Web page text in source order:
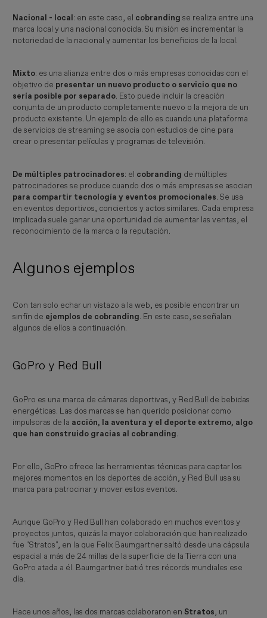
Nacional - local: en este caso, el cobranding se realiza entre una
marca local y una nacional conocida. Su misión es incrementar la
notoriedad de la nacional y aumentar los beneficios de la local.
Mixto: es una alianza entre dos o más empresas conocidas con el
objetivo de presentar un nuevo producto o servicio que no
sería posible por separado. Esto puede incluir la creación
conjunta de un producto completamente nuevo o la mejora de un
producto existente. Un ejemplo de ello es cuando una plataforma
de servicios de streaming se asocia con estudios de cine para
crear o presentar películas y programas de televisión.
De múltiples patrocinadores: el cobranding de múltiples
patrocinadores se produce cuando dos o más empresas se asocian
para compartir tecnología y eventos promocionales. Se usa
en eventos deportivos, conciertos y actos similares. Cada empresa
implicada suele ganar una oportunidad de aumentar las ventas, el
reconocimiento de la marca o la reputación.
Algunos ejemplos
Con tan solo echar un vistazo a la web, es posible encontrar un
sinfín de ejemplos de cobranding. En este caso, se señalan
algunos de ellos a continuación.
GoPro y Red Bull
GoPro es una marca de cámaras deportivas, y Red Bull de bebidas
energéticas. Las dos marcas se han querido posicionar como
impulsoras de la acción, la aventura y el deporte extremo, algo
que han construido gracias al cobranding.
Por ello, GoPro ofrece las herramientas técnicas para captar los
mejores momentos en los deportes de acción, y Red Bull usa su
marca para patrocinar y mover estos eventos.
Aunque GoPro y Red Bull han colaborado en muchos eventos y
proyectos juntos, quizás la mayor colaboración que han realizado
fue "Stratos", en la que Felix Baumgartner saltó desde una cápsula
espacial a más de 24 millas de la superficie de la Tierra con una
GoPro atada a él. Baumgartner batió tres récords mundiales ese
día.
Hace unos años, las dos marcas colaboraron enStratos, un